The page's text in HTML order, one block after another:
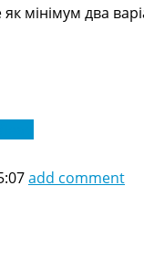
мінімум два
add comment